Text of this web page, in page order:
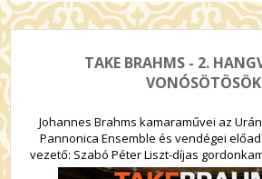
TAKE BRAHMS - 2.
VONÓSÖTÖSÖK
Johannes Brahms kamaraművei az
Pannonica Ensemble és vendégei
vezető: Szabó Péter Liszt-díjas